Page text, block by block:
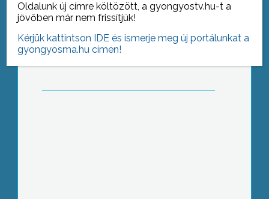
A II. Rákóczi Ferenc Általános
Iskolában már hagyománynak számít
a területi környezetvédelmi vetélkedő,
Oldalunk új címre költözött, a gyongyostv.hu-t a
jövőben már nem frissítjük!
Kérjük kattintson IDE és ismerje meg új portálunkat a
gyongyosma.hu címen!